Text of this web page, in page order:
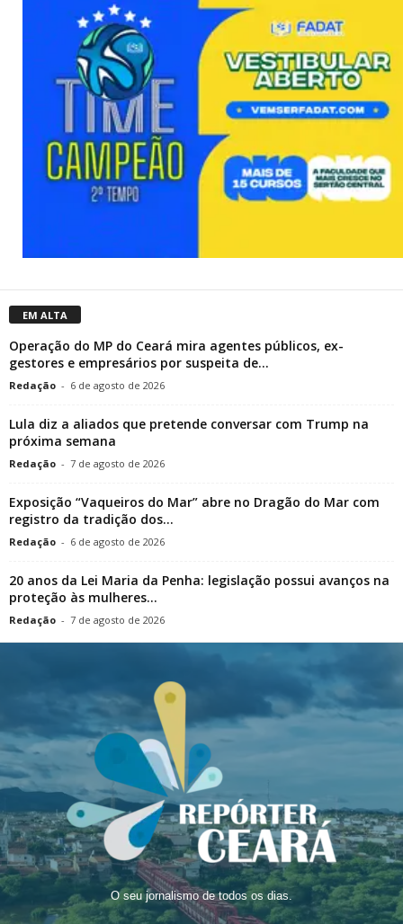
EM ALTA
Operação do MP do Ceará mira agentes públicos, ex-
gestores e empresários por suspeita de...
Redação - 6 de agosto de 2026
Lula diz a aliados que pretende conversar com Trump na
próxima semana
Redação - 7 de agosto de 2026
Exposição “Vaqueiros do Mar” abre no Dragão do Mar com
registro da tradição dos...
Redação - 6 de agosto de 2026
20 anos da Lei Maria da Penha: legislação possui avanços na
proteção às mulheres...
Redação - 7 de agosto de 2026
O seu jornalismo de todos os dias.